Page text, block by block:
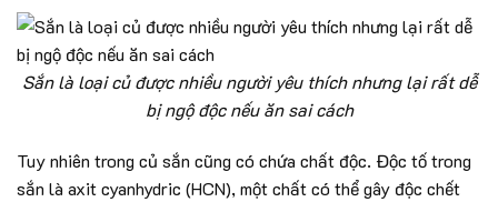
Sắn là loại củ được nhiều người yêu thích nhưng lại rất dễ
bị ngộ độc nếu ăn sai cách
Tuy nhiên trong củ sắn cũng có chứa chất độc. Độc tố trong
sắn là axit cyanhydric (HCN), một chất có thể gây độc chết